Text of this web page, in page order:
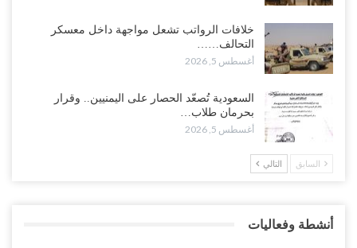
ضربات صنعاء تربك التحشيدات السعودية شرق اليمن.. خسائر بشرية
وانسحابات وفوضى تعصف بمعسكرات حضرموت ومأرب..!
أغسطس 6, 2026
تداعيات هروب باكريت تتصاعد.. اعتقالات في الرياض وتوتر قبلي يهدد
بتعقيد المشهد في المهرة..!
أغسطس 6, 2026
“حضرموت“| في تصعيد غير مسبوق.. انتشار فصيل “مكافحة الإرهاب”
خلافات الرواتب تشعل مواجهة داخل معسكر
التحالف……
أغسطس 5, 2026
السعودية تُصعّد الحصار على اليمنيين.. وقرار
بحرمان طلاب…
أغسطس 5, 2026
السابق التالي
أنشطة وفعاليات